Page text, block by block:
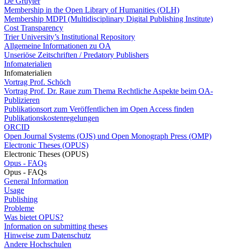
Membership in the Open Library of Humanities (OLH)
Membership MDPI (Multidisciplinary Digital Publishing Institute)
Cost Transparency
Trier University’s Institutional Repository
Allgemeine Informationen zu OA
Unseriöse Zeitschriften / Predatory Publishers
Infomaterialien
Infomaterialien
Vortrag Prof. Schöch
Vortrag Prof. Dr. Raue zum Thema Rechtliche Aspekte beim OA-
Publizieren
Publikationsort zum Veröffentlichen im Open Access finden
Publikationskostenregelungen
ORCID
Open Journal Systems (OJS) und Open Monograph Press (OMP)
Electronic Theses (OPUS)
Electronic Theses (OPUS)
Opus - FAQs
Opus - FAQs
General Information
Usage
Publishing
Probleme
Was bietet OPUS?
Information on submitting theses
Hinweise zum Datenschutz
Andere Hochschulen